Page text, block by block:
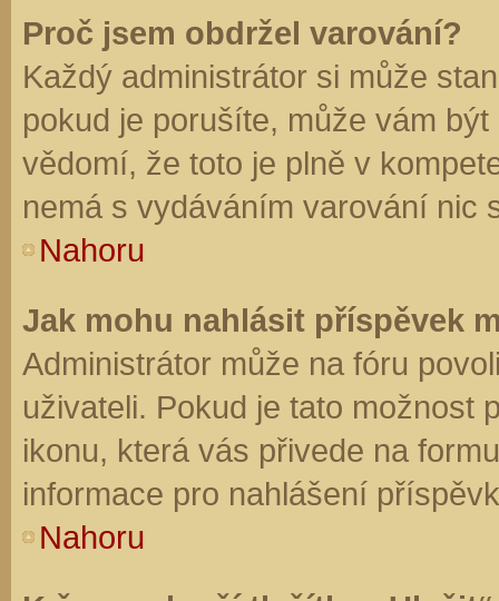
Proč jsem obdržel varování?
Každý administrátor si může
pokud je porušíte, může vám
vědomí, že toto je plně v
nemá s vydáváním varování nic
Nahoru
Jak mohu nahlásit příspěvek
Administrátor může na fóru
uživateli. Pokud je tato možnost
ikonu, která vás přivede na
informace pro nahlášení
Nahoru